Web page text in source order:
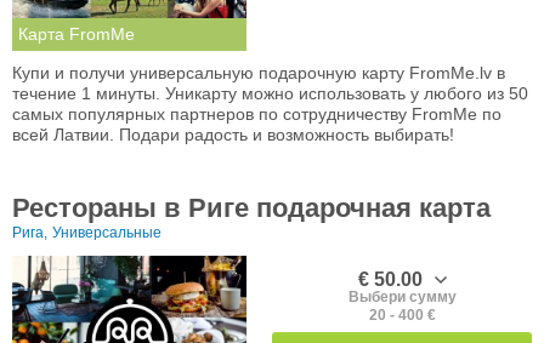
Карта FromMe
Купи и получи универсальную подарочную карту FromMe.lv в
течение 1 минуты. Уникарту можно использовать у любого из 50
самых популярных партнеров по сотрудничеству FromMe по
всей Латвии. Подари радость и возможность выбирать!
Рестораны в Риге подарочная карта
Рига, Универсальные
€ 50.00
Выбери сумму
20 - 400 €